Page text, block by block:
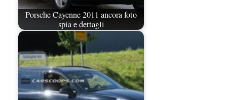
Porsche Cayenne 2011 ancora foto
spia e dettagli